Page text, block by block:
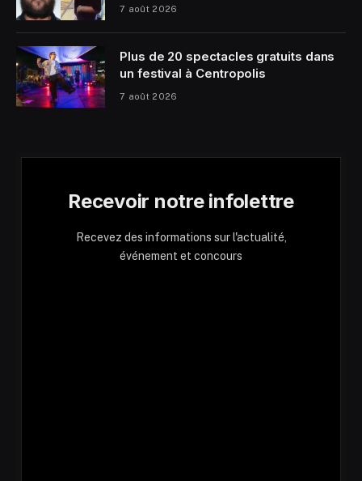
7 août 2026
Plus de 20 spectacles gratuits dans
un festival à Centropolis
7 août 2026
Recevoir notre infolettre
Recevez des informations sur l'actualité,
événement et concours